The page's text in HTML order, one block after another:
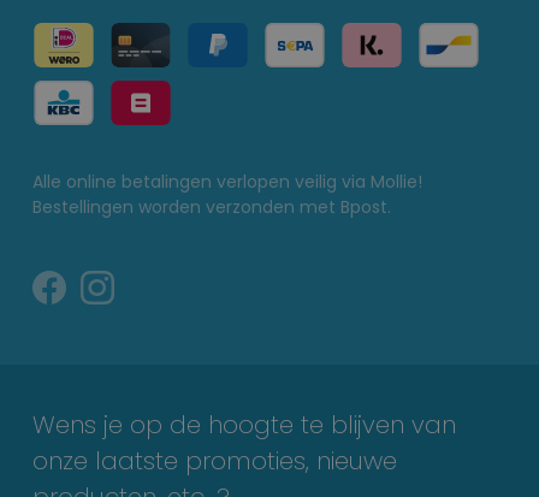
Alle online betalingen verlopen veilig via Mollie!
Bestellingen worden verzonden met Bpost.
Wens je op de hoogte te blijven van
onze laatste promoties, nieuwe